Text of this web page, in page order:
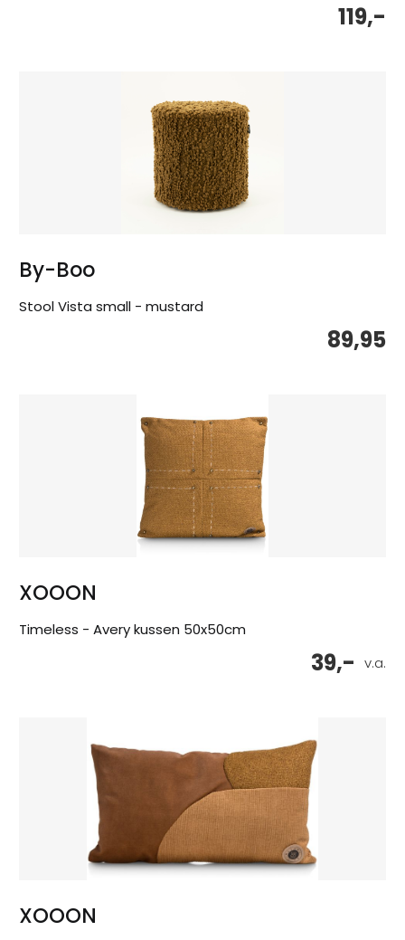
119,-
By-Boo
Stool Vista small - mustard
89,95
XOOON
Timeless - Avery kussen 50x50cm
v.a.
39,-
XOOON